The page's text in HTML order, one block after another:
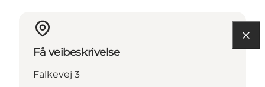
Få veibeskrivelse
Falkevej 3